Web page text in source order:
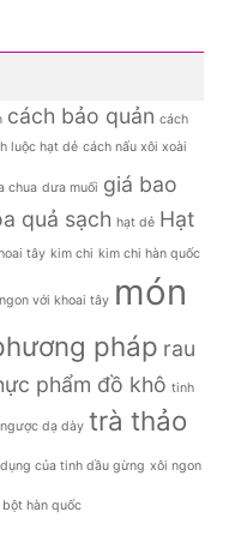
cách bảo quản cách
luộc hạt dẻ cách nấu xôi xoài
chua dưa muối giá bao
quả sạch hạt dẻ Hạt
tây kim chi kim chi hàn quốc
với khoai tây món
pháp rau
phẩm đồ khô tinh
dạ dày trà thảo
của tinh dầu gừng xôi ngon
hàn quốc